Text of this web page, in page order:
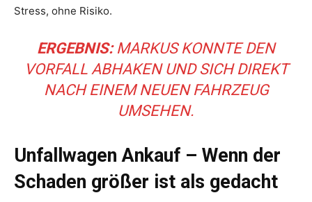
Stress, ohne Risiko.
ERGEBNIS:MARKUS KONNTE DEN
VORFALL ABHAKEN UND SICH DIREKT
NACH EINEM NEUEN FAHRZEUG
UMSEHEN.
Unfallwagen Ankauf – Wenn der
Schaden größer ist als gedacht